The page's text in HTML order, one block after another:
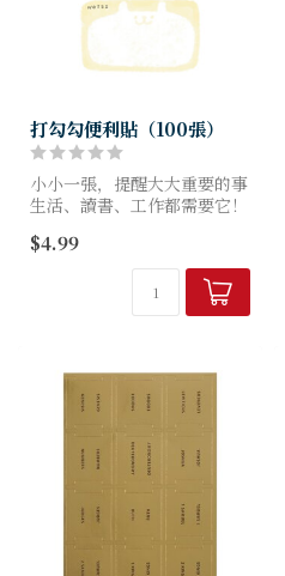
打勾勾便利貼（100張）
小小一張，提醒大大重要的事
生活、讀書、工作都需要它！
商品特色
書寫滑順：適用原子筆、鉛
黏性適中：不易掉落，撕除不
$4.99